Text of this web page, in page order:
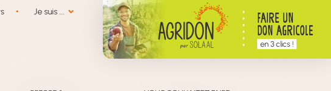
Je suis ... FAIRE UN
DON AGRICOLE
en 3 clics !